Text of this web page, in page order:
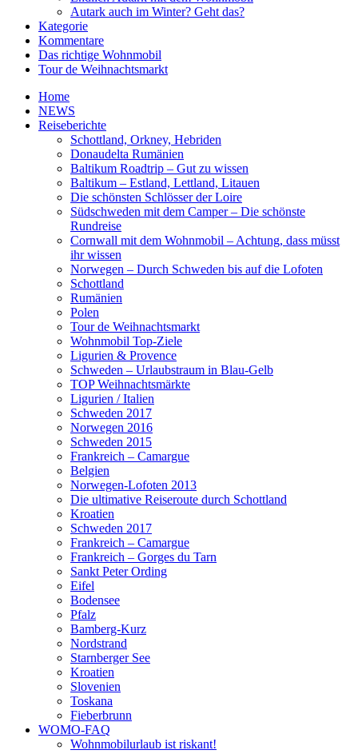
Autark auch im Winter? Geht das?
Kategorie
Kommentare
Das richtige Wohnmobil
Tour de Weihnachtsmarkt
Home
NEWS
Reiseberichte
Schottland, Orkney, Hebriden
Donaudelta Rumänien
Baltikum Roadtrip – Gut zu wissen
Baltikum – Estland, Lettland, Litauen
Die schönsten Schlösser der Loire
Südschweden mit dem Camper – Die schönste
Rundreise
Cornwall mit dem Wohnmobil – Achtung, dass müsst
ihr wissen
Norwegen – Durch Schweden bis auf die Lofoten
Schottland
Rumänien
Polen
Tour de Weihnachtsmarkt
Wohnmobil Top-Ziele
Ligurien & Provence
Schweden – Urlaubstraum in Blau-Gelb
TOP Weihnachtsmärkte
Ligurien / Italien
Schweden 2017
Norwegen 2016
Schweden 2015
Frankreich – Camargue
Belgien
Norwegen-Lofoten 2013
Die ultimative Reiseroute durch Schottland
Kroatien
Schweden 2017
Frankreich – Camargue
Frankreich – Gorges du Tarn
Sankt Peter Ording
Eifel
Bodensee
Pfalz
Bamberg-Kurz
Nordstrand
Starnberger See
Kroatien
Slovenien
Toskana
Fieberbrunn
WOMO-FAQ
Wohnmobilurlaub ist riskant!